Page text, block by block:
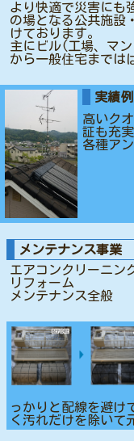
より快適で災害にも
の場となる公共施設
けております。
主にビル(工場、マ
から一般住宅までは
実績例
高いク
証も充
各種ア
メンテナンス事業
エアコンクリーニン
リフォーム
メンテナンス全般
っかりと配線を避け
く汚れだけを除いて